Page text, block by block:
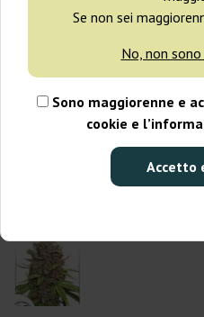
Se non sei
No, non
Sono maggiorenne e
cookie e
Accetto